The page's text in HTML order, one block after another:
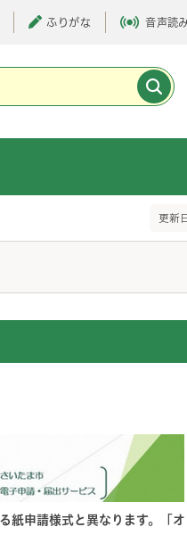
ふりがな 音声読
更新
申請様式と異なります。「